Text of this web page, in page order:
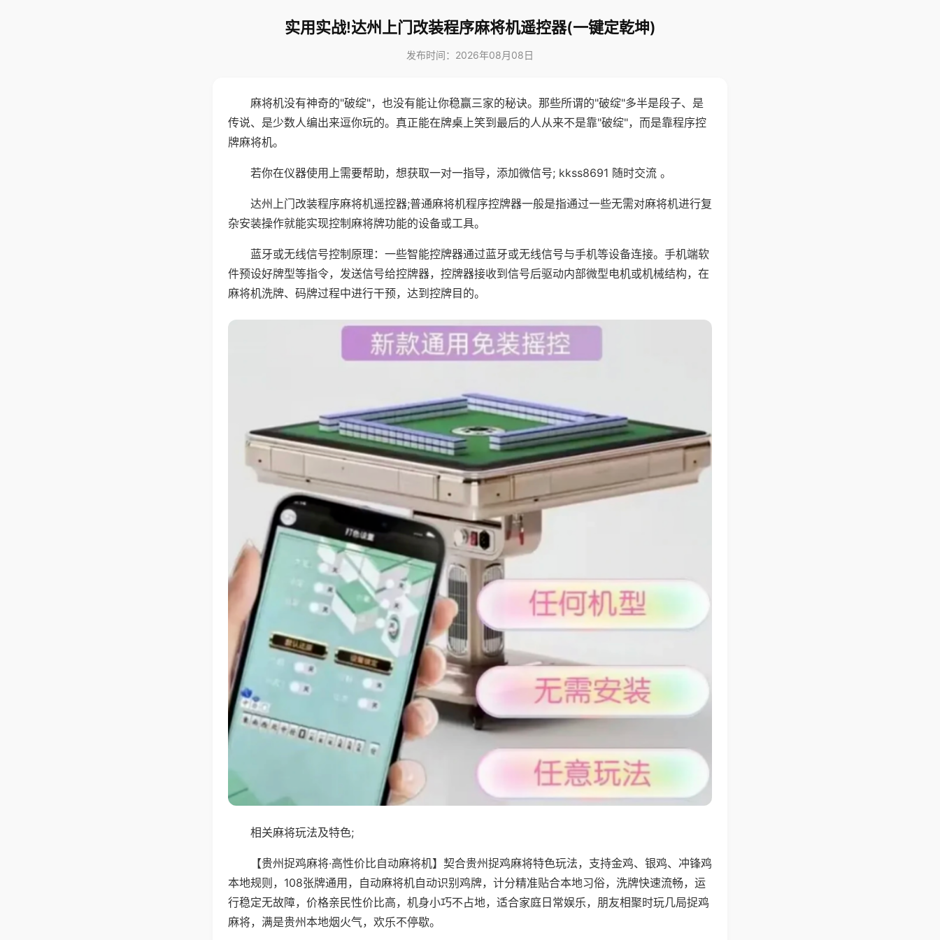
实用实战!达州上门改装程序麻将机遥控器(一键定乾坤)
发布时间：2026年08月08日
麻将机没有神奇的"破绽"，也没有能让你稳赢三家的秘诀。那些所谓的"破绽"多半是段子、是
传说、是少数人编出来逗你玩的。真正能在牌桌上笑到最后的人从来不是靠"破绽"，而是靠程序控
牌麻将机。
若你在仪器使用上需要帮助，想获取一对一指导，添加微信号; kkss8691 随时交流 。
达州上门改装程序麻将机遥控器;普通麻将机程序控牌器一般是指通过一些无需对麻将机进行复
杂安装操作就能实现控制麻将牌功能的设备或工具。
蓝牙或无线信号控制原理：一些智能控牌器通过蓝牙或无线信号与手机等设备连接。手机端软
件预设好牌型等指令，发送信号给控牌器，控牌器接收到信号后驱动内部微型电机或机械结构，在
麻将机洗牌、码牌过程中进行干预，达到控牌目的。
相关麻将玩法及特色;
【贵州捉鸡麻将·高性价比自动麻将机】契合贵州捉鸡麻将特色玩法，支持金鸡、银鸡、冲锋鸡
本地规则，108张牌通用，自动麻将机自动识别鸡牌，计分精准贴合本地习俗，洗牌快速流畅，运
行稳定无故障，价格亲民性价比高，机身小巧不占地，适合家庭日常娱乐，朋友相聚时玩几局捉鸡
麻将，满是贵州本地烟火气，欢乐不停歇。